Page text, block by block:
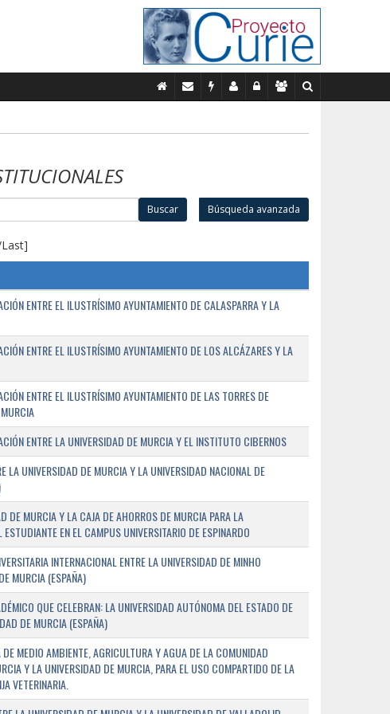
Buscar Búsqueda avanzada
ENTRE EL ILUSTRÍSIMO AYUNTAMIENTO DE CALASPARRA Y LA
ENTRE EL ILUSTRÍSIMO AYUNTAMIENTO DE LOS ALCÁZARES Y LA
ENTRE EL ILUSTRÍSIMO AYUNTAMIENTO DE LAS TORRES DE
ENTRE LA UNIVERSIDAD DE MURCIA Y EL INSTITUTO CIBERNOS
LA UNIVERSIDAD DE MURCIA Y LA UNIVERSIDAD NACIONAL DE
DE MURCIA Y LA CAJA DE AHORROS DE MURCIA PARA LA
EN EL CAMPUS UNIVERSITARIO DE ESPINARDO
INTERNACIONAL ENTRE LA UNIVERSIDAD DE MINHO
MURCIA (ESPAÑA)
QUE CELEBRAN: LA UNIVERSIDAD AUTÓNOMA DEL ESTADO DE
DE MURCIA (ESPAÑA)
DE MEDIO AMBIENTE, AGRICULTURA Y AGUA DE LA COMUNIDAD
Y LA UNIVERSIDAD DE MURCIA, PARA EL USO COMPARTIDO DE LA
VETERINARIA.